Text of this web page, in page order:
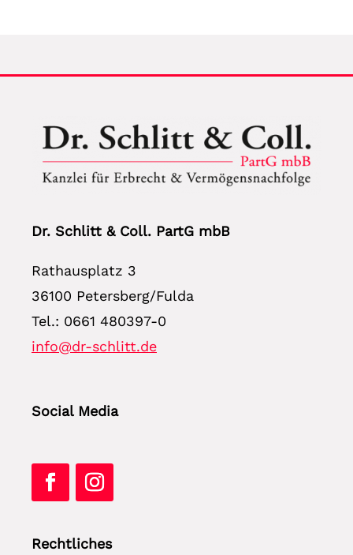
Dr. Schlitt & Coll. PartG mbB
Rathausplatz 3
36100 Petersberg/Fulda
Tel.: 0661 480397-0
info@dr-schlitt.de
Social Media
Rechtliches